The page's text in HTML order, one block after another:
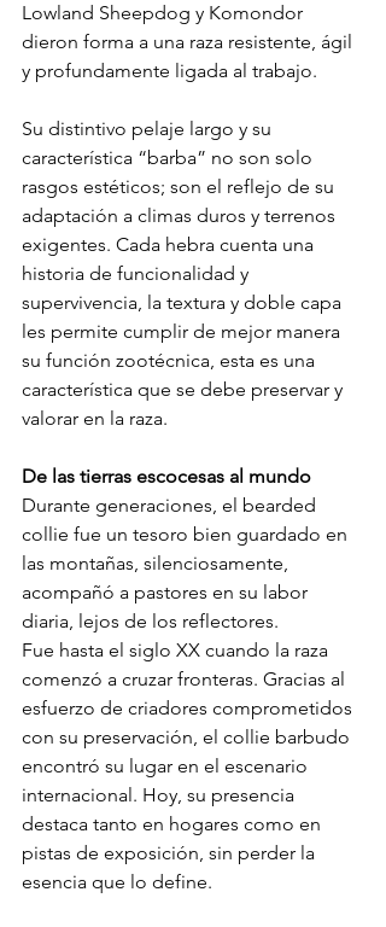
Lowland Sheepdog y Komondor
dieron forma a una raza resistente, ágil
y profundamente ligada al trabajo.
Su distintivo pelaje largo y su
característica “barba” no son solo
rasgos estéticos; son el reflejo de su
adaptación a climas duros y terrenos
exigentes. Cada hebra cuenta una
historia de funcionalidad y
supervivencia, la textura y doble capa
les permite cumplir de mejor manera
su función zootécnica, esta es una
característica que se debe preservar y
valorar en la raza.
De las tierras escocesas al mundo
Durante generaciones, el bearded
collie fue un tesoro bien guardado en
las montañas, silenciosamente,
acompañó a pastores en su labor
diaria, lejos de los reflectores.
Fue hasta el siglo XX cuando la raza
comenzó a cruzar fronteras. Gracias al
esfuerzo de criadores comprometidos
con su preservación, el collie barbudo
encontró su lugar en el escenario
internacional. Hoy, su presencia
destaca tanto en hogares como en
pistas de exposición, sin perder la
esencia que lo define.